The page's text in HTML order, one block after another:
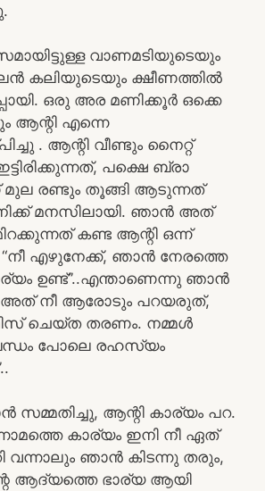
വാണമടിയുടെയും
കലിയുടെയും ക്ഷീണത്തിൽ
ഒരു അര മണിക്കൂർ ഒക്കെ
ആന്റി എന്നെ
. ആന്റി വീണ്ടും നൈറ്റ്
പക്ഷെ ബ്രാ
മുല രണ്ടും തൂങ്ങി ആടുന്നത്
മനസിലായി. ഞാൻ അത്
കണ്ട ആന്റി ഒന്ന്
“നീ എഴുനേക്ക്, ഞാൻ നേരത്തെ
ഉണ്ട്”..എന്താണെന്നു ഞാൻ
അത് നീ ആരോടും പറയരുത്,
ചെയ്ത തരണം. നമ്മൾ
പോലെ രഹസ്യം
ആന്റി കാര്യം പറ.
കാര്യം ഇനി നീ ഏത്
വന്നാലും ഞാൻ കിടന്നു തരും,
ആദ്യത്തെ ഭാര്യ ആയി